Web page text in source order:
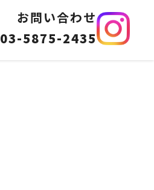
お問い合わせ
03-5875-2435